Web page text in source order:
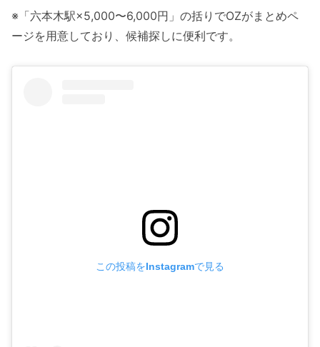
※「六本木駅×5,000〜6,000円」の括りでOZがまとめペ
ージを用意しており、候補探しに便利です。
この投稿をInstagramで見る